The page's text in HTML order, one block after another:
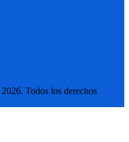
Todos los derechos